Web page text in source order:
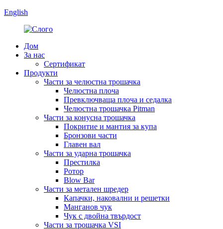
English
Дом
За нас
Сертификат
Продукти
Части за челюстна трошачка
Челюстна плоча
Превключваща плоча и седалка
Челюстна трошачка Pitman
Части за конусна трошачка
Покритие и мантия за купа
Бронзови части
Главен вал
Части за ударна трошачка
Престилка
Ротор
Blow Bar
Части за метален шредер
Капачки, наковални и решетки
Манганов чук
Чук с двойна твърдост
Части за трошачка VSI